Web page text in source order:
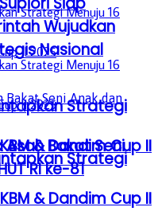
Strategi
& Dandim Cup II
Strategi
& Dandim Cup II
Wujudkan
Nasional
Asah Bakat Seni
RI ke-81